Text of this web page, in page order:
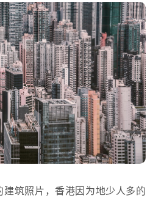
筑照片，香港因为地少人多的